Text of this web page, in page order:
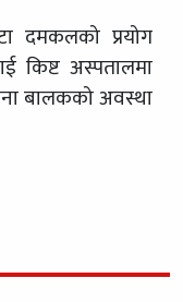
दमकलको प्रयोग
किष्ट अस्पतालमा
बालकको अवस्था